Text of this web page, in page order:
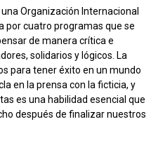
Organización Internacional
por cuatro programas que se
de manera crítica e
solidarios y lógicos. La
para tener éxito en un mundo
en la prensa con la ficticia, y
es una habilidad esencial que
después de finalizar nuestros